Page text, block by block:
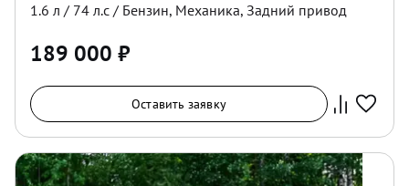
1.6 л / 74 л.с / Бензин, Механика, Задний привод
189 000 ₽
Оставить заявку